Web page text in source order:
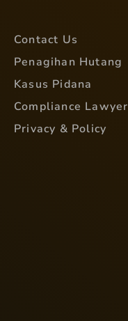
Contact Us
Penagihan Hutang
Kasus Pidana
Compliance Lawyer
Privacy & Policy